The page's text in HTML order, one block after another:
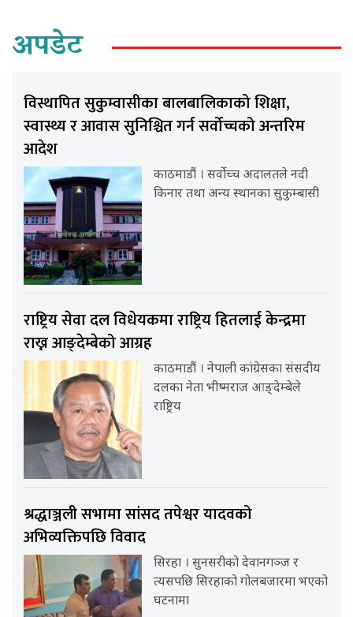
अपडेट
विस्थापित सुकुम्वासीका बालबालिकाको शिक्षा,
स्वास्थ्य र आवास सुनिश्चित गर्न सर्वोच्चको अन्तरिम
आदेश
काठमाडौं । सर्वोच्च अदालतले नदी
किनार तथा अन्य स्थानका सुकुम्बासी
राष्ट्रिय सेवा दल विधेयकमा राष्ट्रिय हितलाई केन्द्रमा
राख्न आङ्देम्बेको आग्रह
काठमाडौं । नेपाली कांग्रेसका संसदीय
दलका नेता भीष्मराज आङ्देम्बेले
राष्ट्रिय
श्रद्धाञ्जली सभामा सांसद तपेश्वर यादवको
अभिव्यक्तिपछि विवाद
सिरहा । सुनसरीको देवानगञ्ज र
त्यसपछि सिरहाको गोलबजारमा भएको
घटनामा